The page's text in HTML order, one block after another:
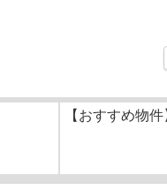
【おすすめ物